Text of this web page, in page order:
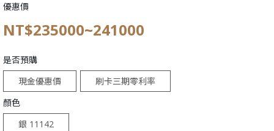
優惠價
NT$235000~241000
是否預購
現金優惠價
刷卡三期零利率
顏色
銀 11142